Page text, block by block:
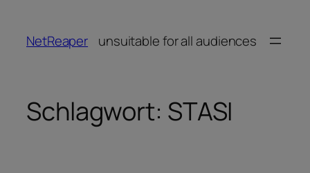
springen
NetReaper unsuitable for all audiences
Schlagwort: STASI